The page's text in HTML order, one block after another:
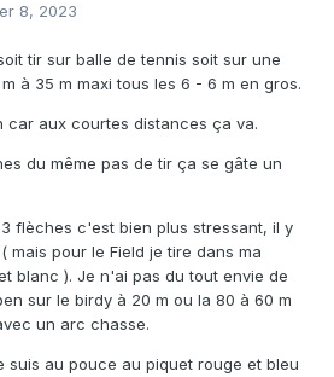
8, 2023
tir sur balle de tennis soit sur une
à 35 m maxi tous les 6 - 6 m en gros.
car aux courtes distances ça va.
du même pas de tir ça se gâte un
flèches c'est bien plus stressant, il y
mais pour le Field je tire dans ma
blanc ). Je n'ai pas du tout envie de
sur le birdy à 20 m ou la 80 à 60 m
un arc chasse.
suis au pouce au piquet rouge et bleu